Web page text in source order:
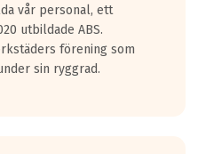
överträffa motorljudet.
ett däck med vågar. Hög
kraven som finns i dagsläget,
vår personal, ett
utbildade ABS.
förening som
sin ryggrad.